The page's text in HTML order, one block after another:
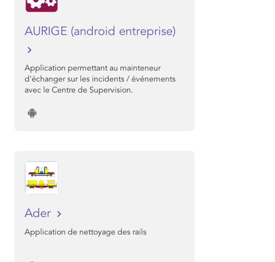
AURIGE (android entreprise)
Application permettant au mainteneur
d'échanger sur les incidents / événements
avec le Centre de Supervision.
Ader
Application de nettoyage des rails